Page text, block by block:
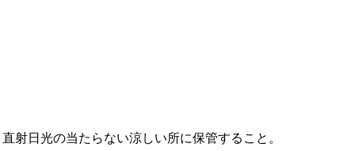
射日光の当たらない涼しい所に保管すること。